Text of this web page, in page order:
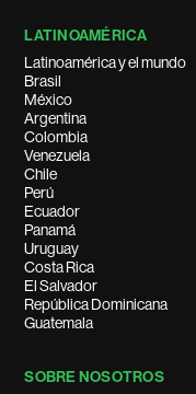
LATINOAMÉRICA
Latinoamérica y el mundo
Brasil
México
Argentina
Colombia
Venezuela
Chile
Perú
Ecuador
Panamá
Uruguay
Costa Rica
El Salvador
República Dominicana
Guatemala
SOBRE NOSOTROS